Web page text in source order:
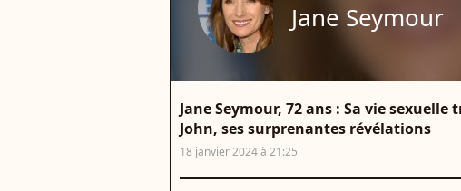
Jane Seymour
Jane Seymour, 72 ans : Sa vie
John, ses surprenantes révélations
18 janvier 2024 à 21:25